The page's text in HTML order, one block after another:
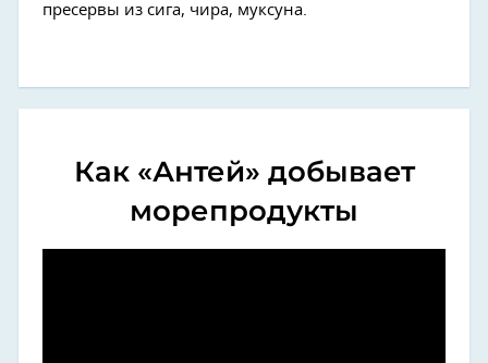
пресервы из сига, чира, муксуна.
Как «Антей» добывает
морепродукты